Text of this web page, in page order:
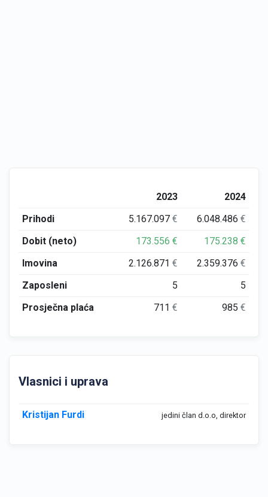
2023
2024
Prihodi
5.167.097€ 6.048.486€
Dobit (neto)
173.556€ 175.238€
Imovina
2.126.871€ 2.359.376€
Zaposleni
5
5
Prosječna plaća
711€ 985€
Vlasnici i uprava
Kristijan Furdi jedini član d.o.o, direktor